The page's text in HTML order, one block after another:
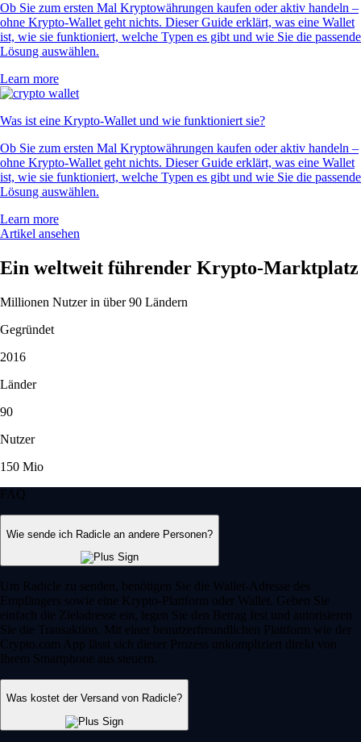
Ob Sie zum ersten Mal Kryptowährungen kaufen oder aktiv handeln –
ohne Krypto-Wallet geht nichts. Dieser Guide erklärt, was eine Wallet
ist, wie sie funktioniert, welche Typen es gibt und wie Sie die passende
Lösung auswählen.
Learn more
Was ist eine Krypto-Wallet und wie funktioniert sie?
Ob Sie zum ersten Mal Kryptowährungen kaufen oder aktiv handeln –
ohne Krypto-Wallet geht nichts. Dieser Guide erklärt, was eine Wallet
ist, wie sie funktioniert, welche Typen es gibt und wie Sie die passende
Lösung auswählen.
Learn more
Artikel ansehen
Ein weltweit führender Krypto-Marktplatz
Millionen Nutzer in über 90 Ländern
Gegründet
2016
Länder
90
Nutzer
150 Mio
FAQ
Wie sende ich Radicle an andere Personen?
Um Radicle zu senden, benötigen Sie die Wallet-Adresse des
Empfängers sowie eine Krypto-Plattform oder Wallet. Geben Sie
einfach die Zieladresse ein, legen Sie den Betrag fest und autorisieren
Sie die Transaktion. Mit einer benutzerfreundlichen Plattform wie der
Crypto.com App lässt sich dieser Prozess unkompliziert direkt von
Ihrem Smartphone aus steuern.
Was kostet der Versand von Radicle?